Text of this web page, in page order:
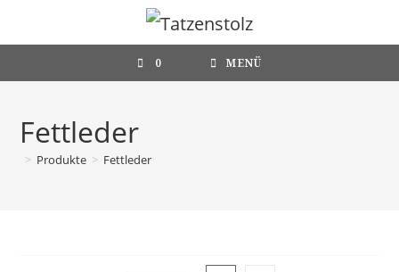
0 MENÜ
Fettleder
> Produkte > Fettleder